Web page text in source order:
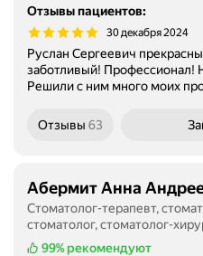
Отзывы пациентов:
30 декабря 2024
Руслан Сергеевич
заботливый! Профессионал!
Решили с ним много моих
Отзывы 63
Абермит Анна
Стоматолог-терапевт,
стоматолог, стоматолог-
99% рекомендуют